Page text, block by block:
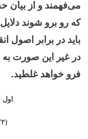
می‌فهمند و از بیان
که رو برو شوند
باید در برابر اصول
در غیر این صورت به
فرو خواهد غلطید.
اول جوزا
(۲۲ می ۲۰۲۱ میلادی)